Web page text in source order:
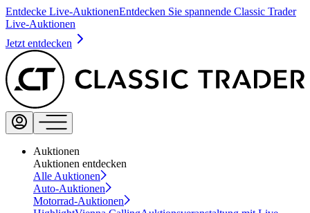
Entdecke Live-AuktionenEntdecken Sie spannende Classic Trader
Live-Auktionen
Jetzt entdecken
Auktionen
Auktionen entdecken
Alle Auktionen
Auto-Auktionen
Motorrad-Auktionen